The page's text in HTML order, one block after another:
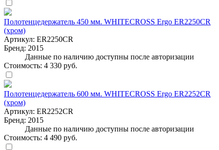
Полотенцедержатель 450 мм. WHITECROSS Ergo ER2250CR
(хром)
Артикул: ER2250CR
Бренд: 2015
Данные по наличию доступны после авторизации
Стоимость: 4 330 руб.
Полотенцедержатель 600 мм. WHITECROSS Ergo ER2252CR
(хром)
Артикул: ER2252CR
Бренд: 2015
Данные по наличию доступны после авторизации
Стоимость: 4 490 руб.